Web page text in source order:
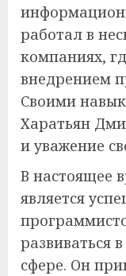
работал в
компаниях,
внедрением
Своими
Харатьян
и уважение
В настоящее
является
развиваться
сфере. Он